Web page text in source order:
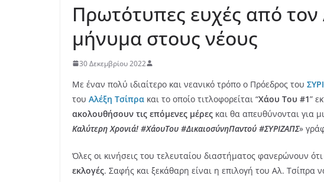
Πρωτότυπες ευχές από τον
μήνυμα στους νέους
30 Δεκεμβρίου 2022
Με έναν πολύ ιδιαίτερο και νεανικό τρόπο ο Πρόεδρος του
του Αλέξη Τσίπρα και το οποίο τιτλοφορείται “Χάου Του #1”
ακολουθήσουν τις επόμενες μέρες και θα απευθύνονται για
Καλύτερη Χρονιά! #ΧάουΤου #ΔικαιοσύνηΠαντού #ΣΥΡΙΖΑΠΣ»
Όλες οι κινήσεις του τελευταίου διαστήματος φανερώνουν
εκλογές. Σαφής και ξεκάθαρη είναι η επιλογή του Αλ. Τσίπρα